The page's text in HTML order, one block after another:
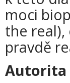
moci
the real),
pravdě
Autorita